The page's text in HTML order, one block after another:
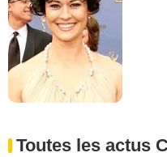
Toutes les actus